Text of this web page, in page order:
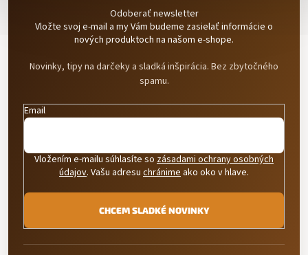
Odoberať newsletter
Vložte svoj e-mail a my Vám budeme zasielať informácie o
nových produktoch na našom e-shope.
Novinky, tipy na darčeky a sladká inšpirácia. Bez zbytočného
spamu.
Email
Vložením e-mailu súhlasíte so zásadami ochrany osobných
údajov. Vašu adresu chránime ako oko v hlave.
CHCEM SLADKÉ NOVINKY